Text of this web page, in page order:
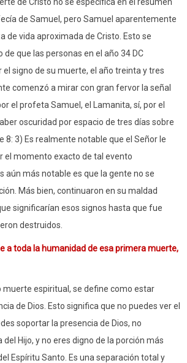
de Samuel, pero Samuel aparentemente
de vida aproximada de Cristo. Esto se
de que las personas en el año 34 DC
signo de su muerte, el año treinta y tres
comenzó a mirar con gran fervor la señal
el profeta Samuel, el Lamanita, sí, por el
oscuridad por espacio de tres días sobre
8: 3) Es realmente notable que el Señor le
el momento exacto de tal evento
aún más notable es que la gente no se
Más bien, continuaron en su maldad
significarían esos signos hasta que fue
destruidos.
a toda la humanidad de esa primera muerte,
muerte espiritual, se define como estar
de Dios. Esto significa que no puedes ver el
soportar la presencia de Dios, no
Hijo, y no eres digno de la porción más
Espíritu Santo. Es una separación total y